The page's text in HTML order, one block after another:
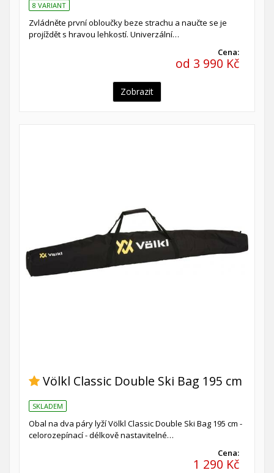
8 VARIANT
Zvládněte první obloučky beze strachu a naučte se je
projíždět s hravou lehkostí. Univerzální…
Cena:
od 3 990 Kč
Zobrazit
Völkl Classic Double Ski Bag 195 cm
SKLADEM
Obal na dva páry lyží Völkl Classic Double Ski Bag 195 cm -
celorozepínací - délkově nastavitelné…
Cena:
1 290 Kč